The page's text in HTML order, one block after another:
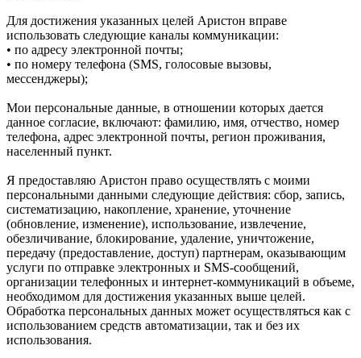
Для достижения указанных целей Аристон вправе
использовать следующие каналы коммуникации:
• по адресу электронной почты;
• по номеру телефона (SMS, голосовые вызовы,
мессенджеры);
Мои персональные данные, в отношении которых дается
данное согласие, включают: фамилию, имя, отчество, номер
телефона, адрес электронной почты, регион проживания,
населенный пункт.
Я предоставляю Аристон право осуществлять с моими
персональными данными следующие действия: сбор, запись,
систематизацию, накопление, хранение, уточнение
(обновление, изменение), использование, извлечение,
обезличивание, блокирование, удаление, уничтожение,
передачу (предоставление, доступ) партнерам, оказывающим
услуги по отправке электронных и SMS‑сообщений,
организации телефонных и интернет‑коммуникаций в объеме,
необходимом для достижения указанных выше целей.
Обработка персональных данных может осуществляться как с
использованием средств автоматизации, так и без их
использования.